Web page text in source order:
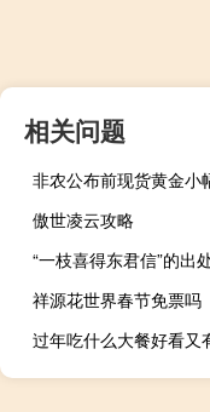
相关问题
傲世凌云攻略
“一枝喜得东君信”的出
祥源花世界春节免票吗
过年吃什么大餐好看又